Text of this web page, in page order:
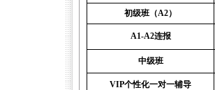
初级班（A2）
A1-A2连报
中级班
VIP个性化一对一辅导